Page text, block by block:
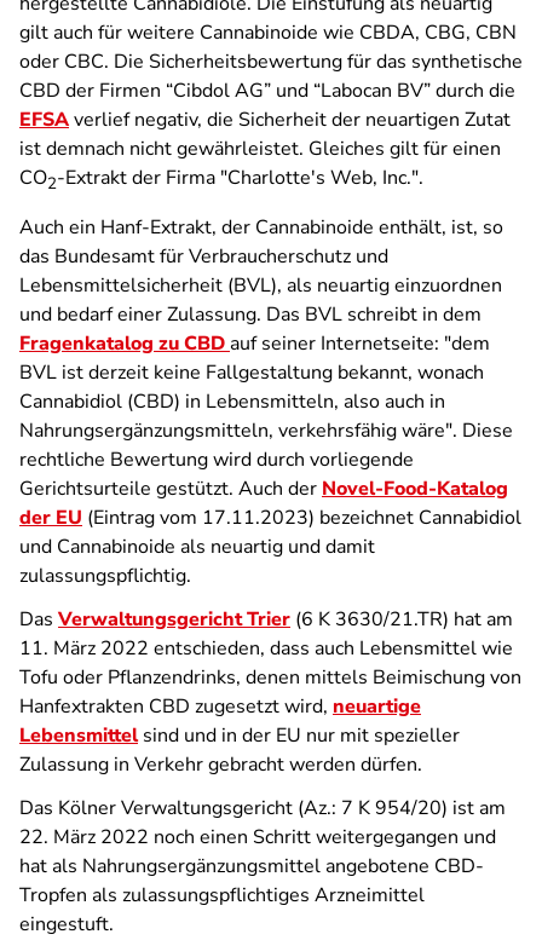
gilt auch für weitere Cannabinoide wie CBDA, CBG, CBN
oder CBC. Die Sicherheitsbewertung für das synthetische
CBD der Firmen “Cibdol AG” und “Labocan BV” durch die
EFSAverlief negativ, die Sicherheit der neuartigen Zutat
ist demnach nicht gewährleistet. Gleiches gilt für einen
CO2-Extrakt der Firma "Charlotte's Web, Inc.".
Auch ein Hanf-Extrakt, der Cannabinoide enthält, ist, so
das Bundesamt für Verbraucherschutz und
Lebensmittelsicherheit (BVL), als neuartig einzuordnen
und bedarf einer Zulassung. Das BVL schreibt in dem
Fragenkatalog zu CBDauf seiner Internetseite: "dem
BVL ist derzeit keine Fallgestaltung bekannt, wonach
Cannabidiol (CBD) in Lebensmitteln, also auch in
Nahrungsergänzungsmitteln, verkehrsfähig wäre". Diese
rechtliche Bewertung wird durch vorliegende
Gerichtsurteile gestützt. Auch der Novel-Food-Katalog
der EU (Eintrag vom 17.11.2023) bezeichnet Cannabidiol
und Cannabinoide als neuartig und damit
zulassungspflichtig.
Das Verwaltungsgericht Trier (6 K 3630/21.TR) hat am
11. März 2022 entschieden, dass auch Lebensmittel wie
Tofu oder Pflanzendrinks, denen mittels Beimischung von
Hanfextrakten CBD zugesetzt wird, neuartige
Lebensmittelsind und in der EU nur mit spezieller
Zulassung in Verkehr gebracht werden dürfen.
Das Kölner Verwaltungsgericht (Az.: 7 K 954/20) ist am
22. März 2022 noch einen Schritt weitergegangen und
hat als Nahrungsergänzungsmittel angebotene CBD-
Tropfen als zulassungspflichtiges Arzneimittel
eingestuft.